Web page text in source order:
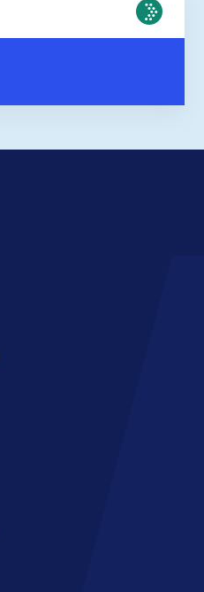
FYSIEKE
OMGEVING